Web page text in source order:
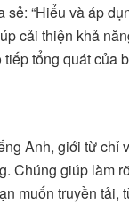
sẻ: “Hiểu và áp
cải thiện khả
tổng quát của
Anh, giới từ chỉ
Chúng giúp làm
muốn truyền tải,